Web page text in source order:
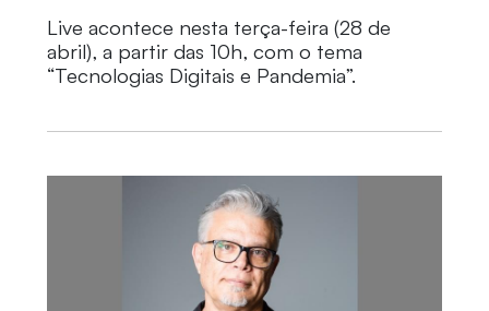
Live acontece nesta terça-feira (28 de
abril), a partir das 10h, com o tema
“Tecnologias Digitais e Pandemia”.